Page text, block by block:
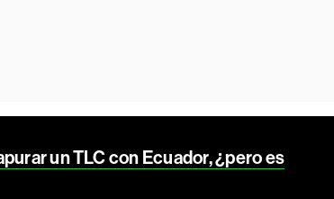
un TLC con Ecuador, ¿pero es